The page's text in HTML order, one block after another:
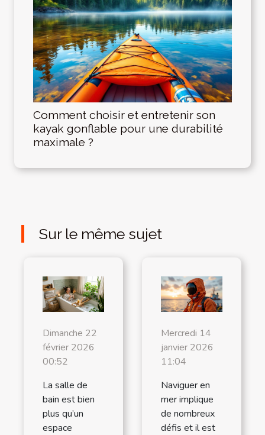
Comment choisir et entretenir son
kayak gonflable pour une durabilité
maximale ?
Sur le même sujet
Dimanche 22
février 2026
00:52
La salle de
bain est bien
plus qu’un
espace
Mercredi 14
janvier 2026
11:04
Naviguer en
mer implique
de nombreux
défis et il est